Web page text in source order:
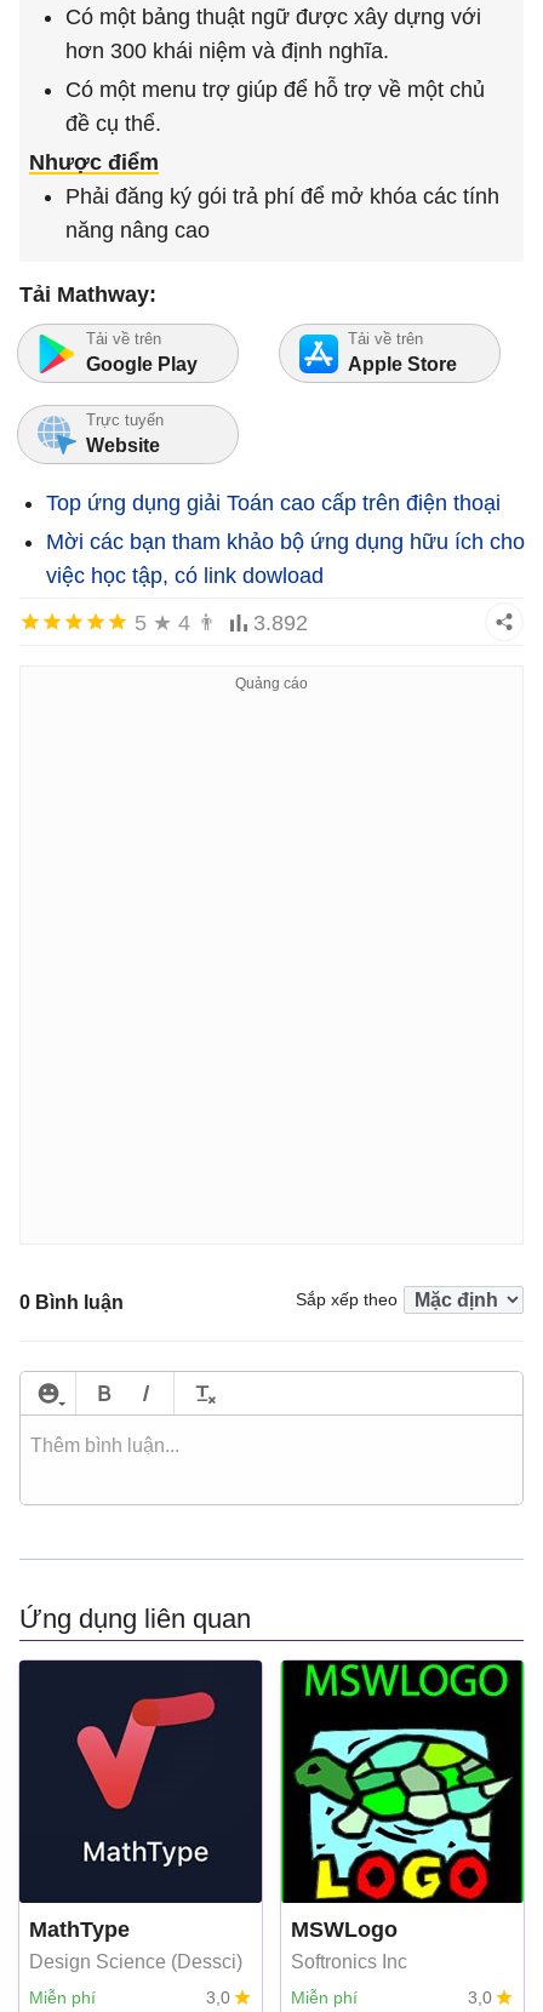
Có một bảng thuật ngữ được xây dựng với
hơn 300 khái niệm và định nghĩa.
Có một menu trợ giúp để hỗ trợ về một chủ
đề cụ thể.
Nhược điểm
Phải đăng ký gói trả phí để mở khóa các tính
năng nâng cao
Tải Mathway:
Tải về trên
Google Play
Trực tuyến
Website
Tải về trên
Apple Store
Top ứng dụng giải Toán cao cấp trên điện thoại
Mời các bạn tham khảo bộ ứng dụng hữu ích cho
việc học tập, có link dowload
5 ★ 4 👨 3.892
0 Bình luận Sắp xếp theo
Ứng dụng liên quan
MathType
Design Science (Dessci)
Miễn phí 3,0
MSWLogo
Softronics Inc
Miễn phí 3,0